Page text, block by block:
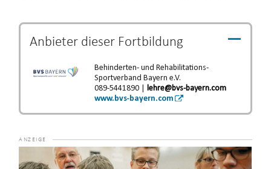
Anbieter dieser Fortbildung
Behinderten- und Rehabilitations-
Sportverband Bayern e.V.
089-5441890 |
lehre@bvs-bayern.com
www.bvs-bayern.com
Player